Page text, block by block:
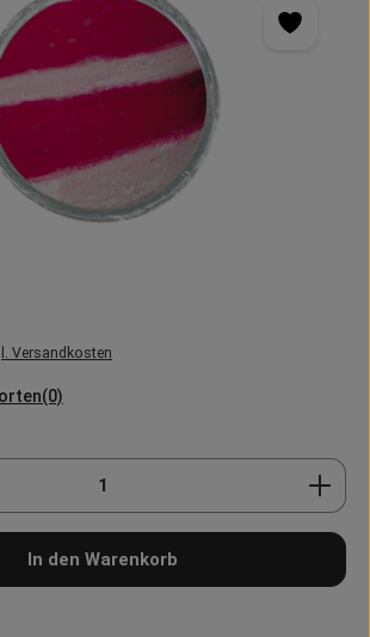
Versandkosten
Gib den gewünschten Wert ein
In den Warenkorb